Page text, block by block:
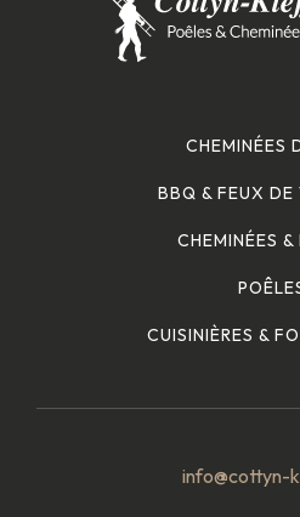
CHEMINÉES
BBQ & FEUX DE
CHEMINÉES &
CUISINIÈRES &
info@cottyn-